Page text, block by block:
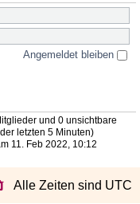
Angemeldet bleiben
und 0 unsichtbare
letzten 5 Minuten)
11. Feb 2022, 10:12
Alle Zeiten sind UTC